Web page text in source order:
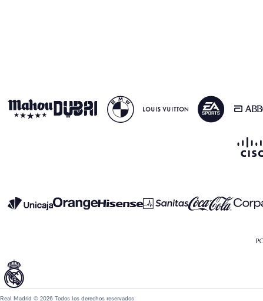
Real Madrid © 2026 Todos los derechos reservados